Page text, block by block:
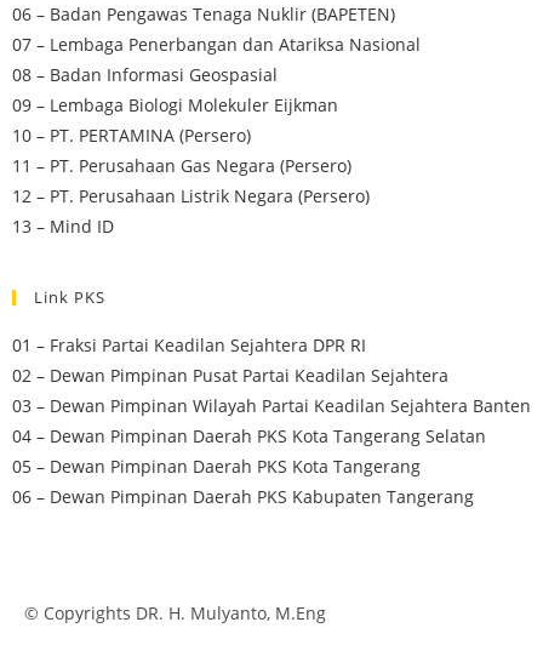
06 – Badan Pengawas Tenaga Nuklir (BAPETEN)
07 – Lembaga Penerbangan dan Atariksa Nasional
08 – Badan Informasi Geospasial
09 – Lembaga Biologi Molekuler Eijkman
10 – PT. PERTAMINA (Persero)
11 – PT. Perusahaan Gas Negara (Persero)
12 – PT. Perusahaan Listrik Negara (Persero)
13 – Mind ID
Link PKS
01 – Fraksi Partai Keadilan Sejahtera DPR RI
02 – Dewan Pimpinan Pusat Partai Keadilan Sejahtera
03 – Dewan Pimpinan Wilayah Partai Keadilan Sejahtera Banten
04 – Dewan Pimpinan Daerah PKS Kota Tangerang Selatan
05 – Dewan Pimpinan Daerah PKS Kota Tangerang
06 – Dewan Pimpinan Daerah PKS Kabupaten Tangerang
© Copyrights DR. H. Mulyanto, M.Eng